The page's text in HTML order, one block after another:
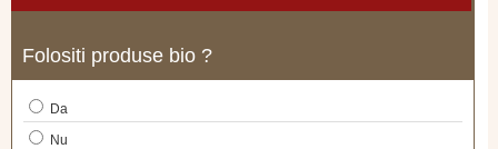
Folositi produse bio ?
Da
Nu